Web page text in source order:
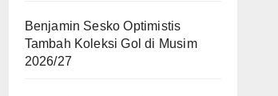
Benjamin Sesko Optimistis
Tambah Koleksi Gol di Musim
2026/27